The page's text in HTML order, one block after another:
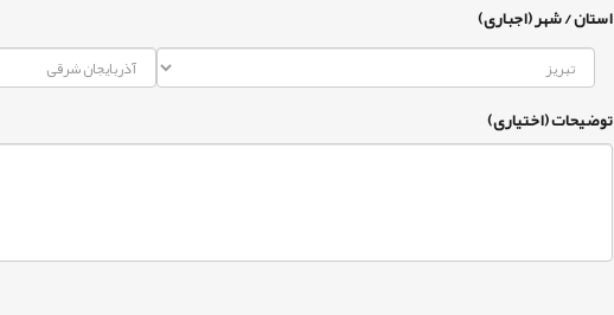
استان / شهر (اجباری)
توضیحات (اختیاری)